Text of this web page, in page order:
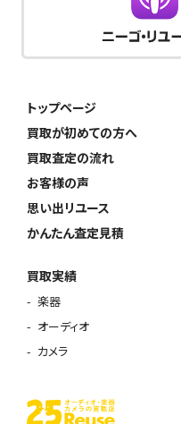
トップページ
買取が初めての方へ
買取査定の流れ
お客様の声
思い出リユース
かんたん査定見積
買取実績
楽器
オーディオ
カメラ